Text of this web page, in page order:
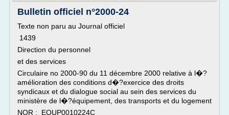
Bulletin officiel n°2000-24
Texte non paru au Journal officiel
1439
Direction du personnel
et des services
Circulaire no 2000-90 du 11 décembre 2000 relative à l�?
amélioration des conditions d�?exercice des droits
syndicaux et du dialogue social au sein des services du
ministère de l�?équipement, des transports et du logement
NOR : EQUP0010224C